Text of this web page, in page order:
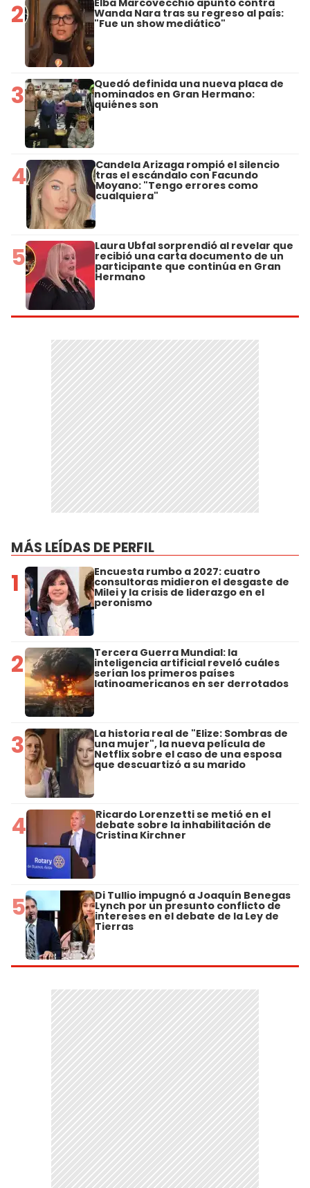
2 Wanda Nara tras su regreso al país:
"Fue un show mediático"
3 Quedó definida una nueva placa de
nominados en Gran Hermano:
quiénes son
4 Candela Arizaga rompió el silencio
tras el escándalo con Facundo
Moyano: "Tengo errores como
cualquiera"
5 Laura Ubfal sorprendió al revelar que
recibió una carta documento de un
participante que continúa en Gran
Hermano
MÁS LEÍDAS DE PERFIL
1 Encuesta rumbo a 2027: cuatro
consultoras midieron el desgaste de
Milei y la crisis de liderazgo en el
peronismo
2 Tercera Guerra Mundial: la
inteligencia artificial reveló cuáles
serían los primeros países
latinoamericanos en ser derrotados
3 La historia real de "Elize: Sombras de
una mujer", la nueva película de
Netflix sobre el caso de una esposa
que descuartizó a su marido
4 Ricardo Lorenzetti se metió en el
debate sobre la inhabilitación de
Cristina Kirchner
5 Di Tullio impugnó a Joaquín Benegas
Lynch por un presunto conflicto de
intereses en el debate de la Ley de
Tierras